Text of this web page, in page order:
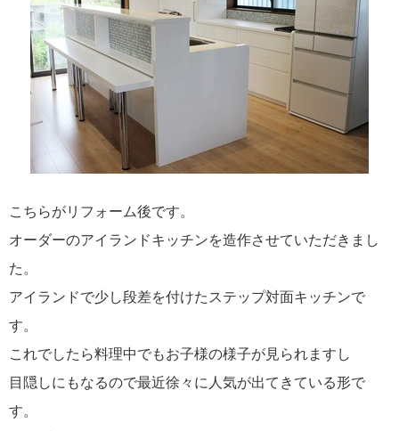
こちらがリフォーム後です。
オーダーのアイランドキッチンを造作させていただきまし
た。
アイランドで少し段差を付けたステップ対面キッチンで
す。
これでしたら料理中でもお子様の様子が見られますし
目隠しにもなるので最近徐々に人気が出てきている形で
す。